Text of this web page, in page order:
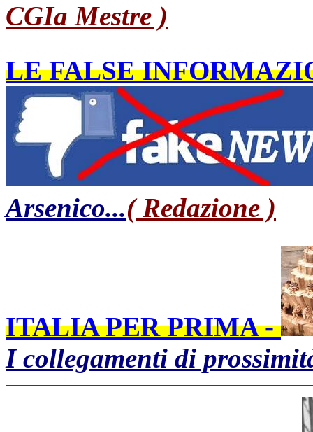
CGIa Mestre )
LE FALSE
Arsenico...( Redazione )
ITALIA PER PRIMA -
I collegamenti di